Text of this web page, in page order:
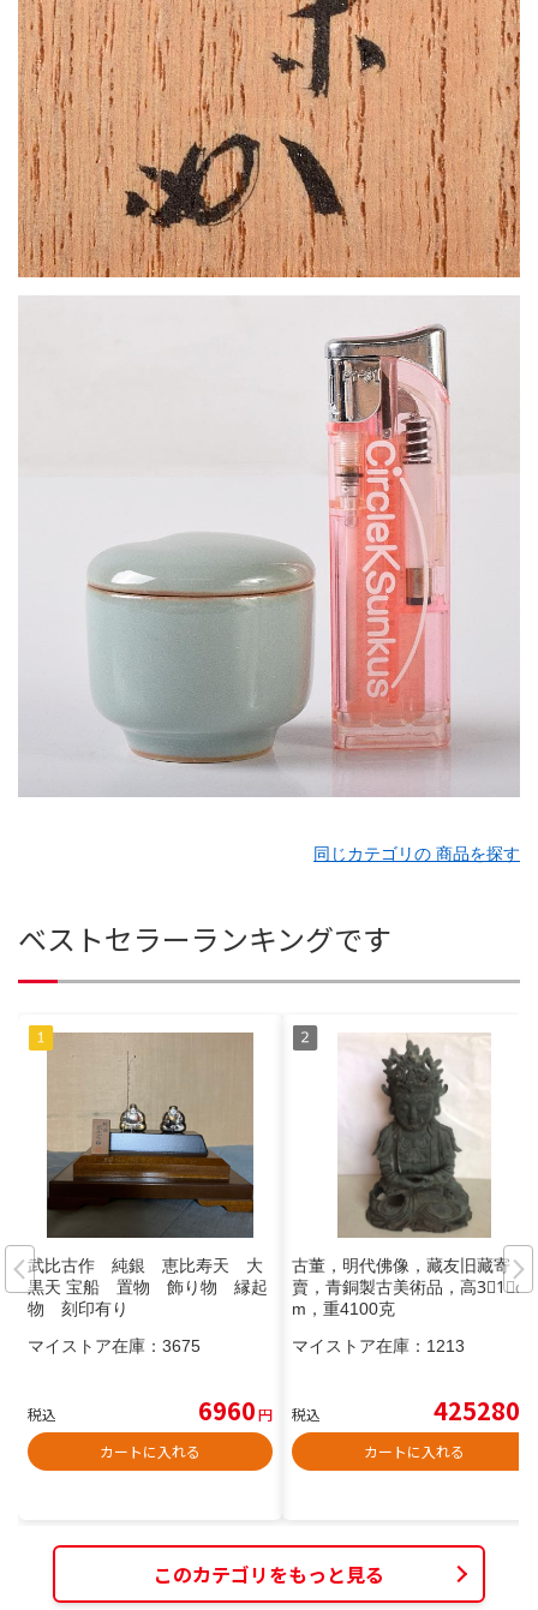
同じカテゴリの 商品を探す
ベストセラーランキングです
武比古作 純銀 恵比寿天 大
黒天 宝船 置物 飾り物 縁起
物 刻印有り
マイストア在庫： 3675
税込 6960円
カートに入れる
古董，明代佛像，藏友旧藏寄
賣，青銅製古美術品，高3⃣️1⃣️c
m，重4100克
マイストア在庫： 1213
税込 425280
カートに入れる
このカテゴリをもっと見る